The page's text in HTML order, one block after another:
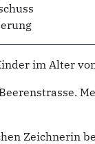
im Alter
Zeichnerin